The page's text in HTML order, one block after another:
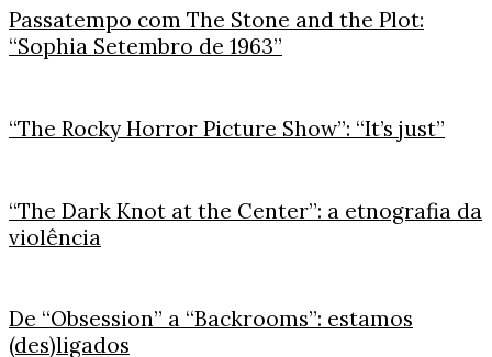
Passatempo com The Stone and the Plot:
“Sophia Setembro de 1963”
“The Rocky Horror Picture Show”: “It’s just”
“The Dark Knot at the Center”: a etnografia da
violência
De “Obsession” a “Backrooms”: estamos
(des)ligados